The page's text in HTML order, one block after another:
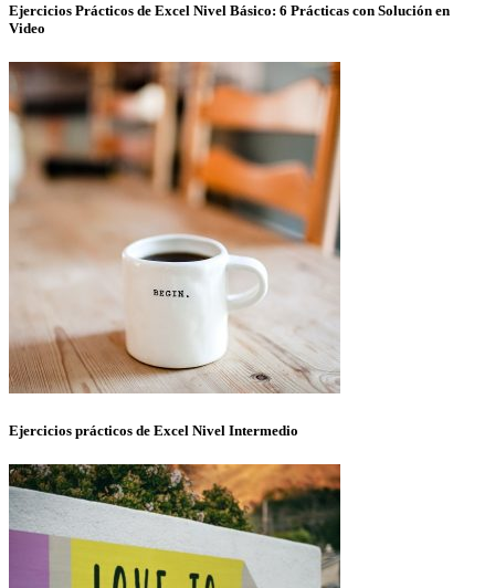
Ejercicios Prácticos de Excel Nivel Básico: 6 Prácticas con Solución en
Video
Ejercicios prácticos de Excel Nivel Intermedio